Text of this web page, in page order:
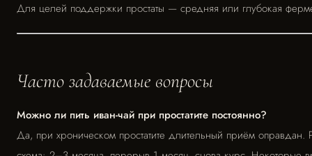
Для целей поддержки простаты — средняя или глубокая
Часто задаваемые вопросы
Можно ли пить иван-чай при простатите постоянно?
Да, при хроническом простатите длительный приём оправдан.